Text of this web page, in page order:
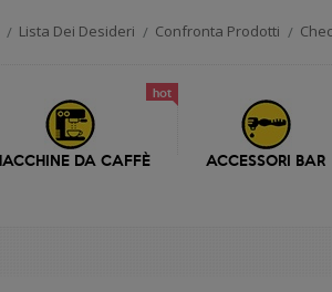
Lista Dei Desideri Confronta Prodotti
DA CAFFÈ
hot
ACCESSORI BAR